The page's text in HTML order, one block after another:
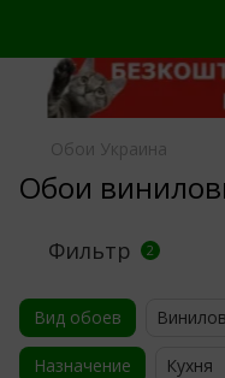
Обои Украина
Обои
Фильтр 2
Вид обоев
Назначение Кухня